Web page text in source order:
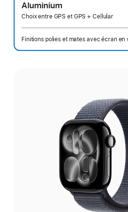
Aluminium
Choix entre GPS et GPS + Cellular
Finitions polies et mates avec écran